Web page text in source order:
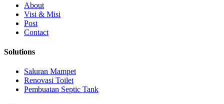
About
Visi & Misi
Post
Contact
Solutions
Saluran Mampet
Renovasi Toilet
Pembuatan Septic Tank